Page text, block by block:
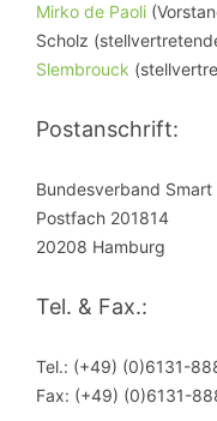
Mirko de Paoli
Scholz
Slembrouck
Postanschrift:
Bundesverband Smart
Postfach 201814
20208 Hamburg
Tel. & Fax.:
Tel.: (+49) (0)6131-
Fax: (+49) (0)6131-